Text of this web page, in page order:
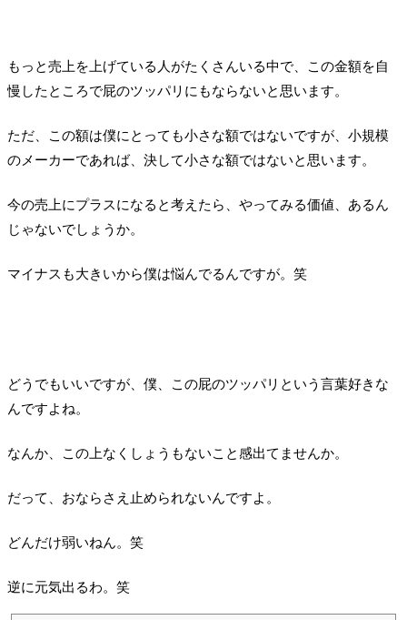
もっと売上を上げている人がたくさんいる中で、この金額を自
慢したところで屁のツッパリにもならないと思います。
ただ、この額は僕にとっても小さな額ではないですが、小規模
のメーカーであれば、決して小さな額ではないと思います。
今の売上にプラスになると考えたら、やってみる価値、あるん
じゃないでしょうか。
マイナスも大きいから僕は悩んでるんですが。笑
どうでもいいですが、僕、この屁のツッパリという言葉好きな
んですよね。
なんか、この上なくしょうもないこと感出てませんか。
だって、おならさえ止められないんですよ。
どんだけ弱いねん。笑
逆に元気出るわ。笑